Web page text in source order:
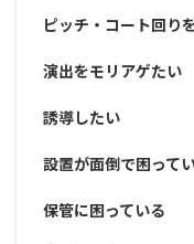
ピッチ・コート回り
演出をモリアゲたい
誘導したい
設置が面倒で困って
保管に困っている